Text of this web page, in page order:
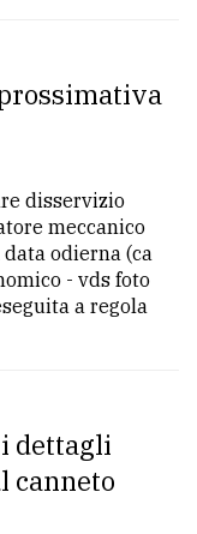
disservizio
meccanico
odierna (ca
- vds foto
a regola
dettagli
canneto